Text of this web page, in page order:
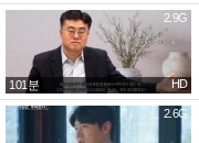
2.9G
101분 HD
2.6G